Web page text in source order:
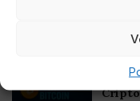
Online